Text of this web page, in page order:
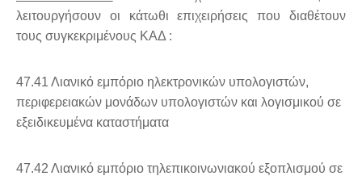
λειτουργήσουν οι κάτωθι επιχειρήσεις που διαθέτουν
τους συγκεκριμένους ΚΑΔ :
47.41 Λιανικό εμπόριο ηλεκτρονικών υπολογιστών,
περιφερειακών μονάδων υπολογιστών και λογισμικού σε
εξειδικευμένα καταστήματα
47.42 Λιανικό εμπόριο τηλεπικοινωνιακού εξοπλισμού σε